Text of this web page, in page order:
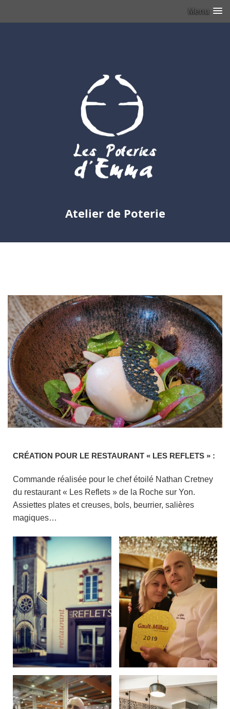
Menu
Atelier de Poterie
CRÉATION POUR LE RESTAURANT « LES REFLETS » :
Commande réalisée pour le chef étoilé Nathan Cretney
du restaurant « Les Reflets » de la Roche sur Yon.
Assiettes plates et creuses, bols, beurrier, salières
magiques…